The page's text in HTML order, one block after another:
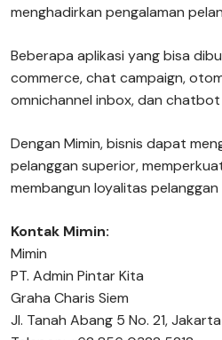
menghadirkan pengalaman
Beberapa aplikasi yang bisa
commerce, chat campaign,
omnichannel inbox, dan
Dengan Mimin, bisnis dapat
pelanggan superior,
membangun loyalitas
Kontak Mimin:
Mimin
PT. Admin Pintar Kita
Graha Charis Siem
Jl. Tanah Abang 5 No. 21,